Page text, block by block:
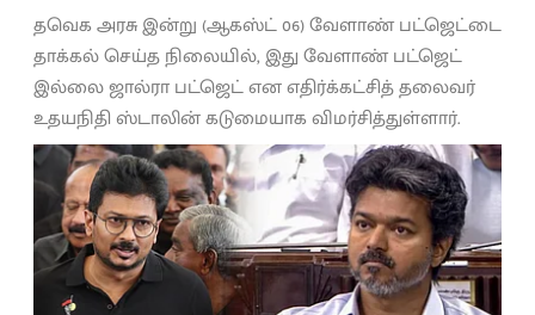
தவெக அரசு இன்று (ஆகஸ்ட் 06) வேளாண் பட்ஜெட்டை
தாக்கல் செய்த நிலையில், இது வேளாண் பட்ஜெட்
இல்லை ஜால்ரா பட்ஜெட் என எதிர்க்கட்சித் தலைவர்
உதயநிதி ஸ்டாலின் கடுமையாக விமர்சித்துள்ளார்.